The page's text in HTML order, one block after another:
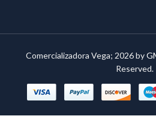
Comercializadora Vega; 2026 by
Reserved.